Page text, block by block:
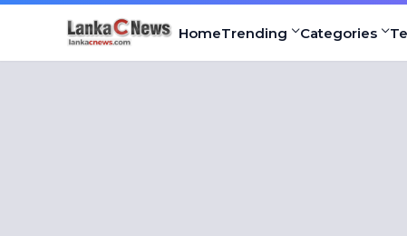
HomeTrending Categories